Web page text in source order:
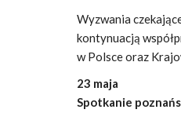
Wyzwania
kontynuacją
w Polsce oraz
23 maja
Spotkanie